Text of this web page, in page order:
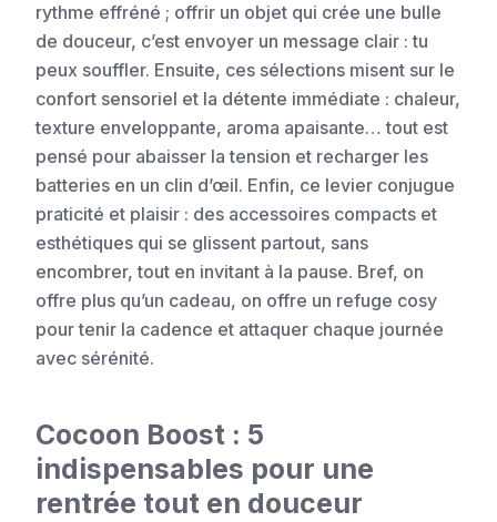
rythme effréné ; offrir un objet qui crée une bulle
de douceur, c’est envoyer un message clair : tu
peux souffler. Ensuite, ces sélections misent sur le
confort sensoriel et la détente immédiate : chaleur,
texture enveloppante, aroma apaisante… tout est
pensé pour abaisser la tension et recharger les
batteries en un clin d’œil. Enfin, ce levier conjugue
praticité et plaisir : des accessoires compacts et
esthétiques qui se glissent partout, sans
encombrer, tout en invitant à la pause. Bref, on
offre plus qu’un cadeau, on offre un refuge cosy
pour tenir la cadence et attaquer chaque journée
avec sérénité.
Cocoon Boost : 5
indispensables pour une
rentrée tout en douceur